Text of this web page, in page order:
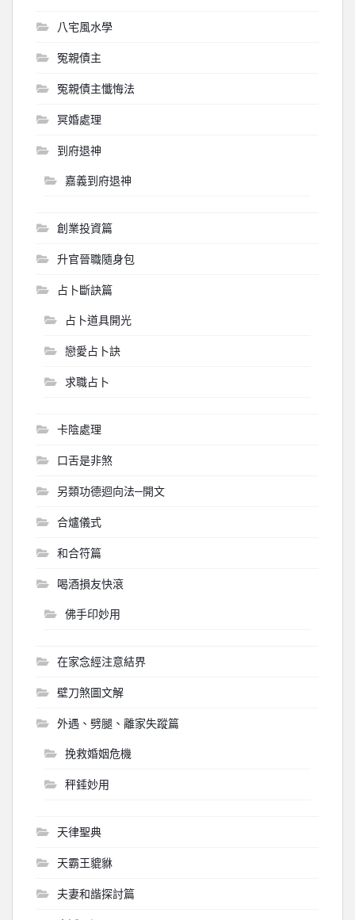
八宅風水學
冤親債主
冤親債主懺悔法
冥婚處理
到府退神
嘉義到府退神
創業投資篇
升官晉職隨身包
占卜斷訣篇
占卜道具開光
戀愛占卜訣
求職占卜
卡陰處理
口舌是非煞
另類功德迴向法─開文
合爐儀式
和合符篇
喝酒損友快滾
佛手印妙用
在家念經注意結界
壁刀煞圖文解
外遇、劈腿、離家失蹤篇
挽救婚姻危機
秤錘妙用
天律聖典
天霸王貔貅
夫妻和諧探討篇